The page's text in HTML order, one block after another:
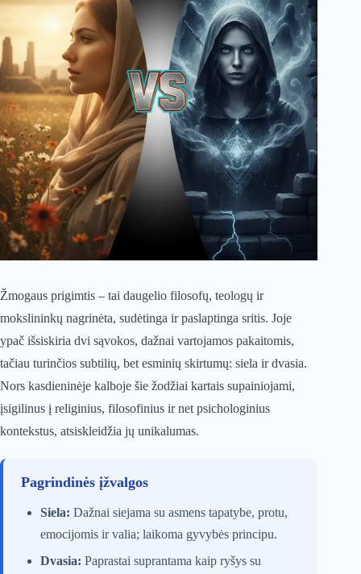
Žmogaus prigimtis – tai daugelio filosofų, teologų ir
mokslininkų nagrinėta, sudėtinga ir paslaptinga sritis. Joje
ypač išsiskiria dvi sąvokos, dažnai vartojamos pakaitomis,
tačiau turinčios subtilių, bet esminių skirtumų: siela ir dvasia.
Nors kasdieninėje kalboje šie žodžiai kartais supainiojami,
įsigilinus į religinius, filosofinius ir net psichologinius
kontekstus, atsiskleidžia jų unikalumas.
Pagrindinės įžvalgos
Siela: Dažnai siejama su asmens tapatybe, protu,
emocijomis ir valia; laikoma gyvybės principu.
Dvasia: Paprastai suprantama kaip ryšys su